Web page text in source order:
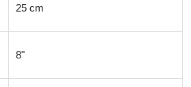
25 cm
8"